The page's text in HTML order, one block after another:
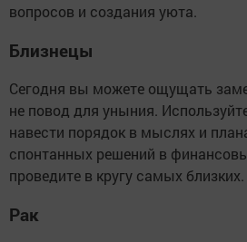
вопросов и создания уюта.
Близнецы
Сегодня вы можете ощущать
не повод для уныния.
навести порядок в мыслях и
спонтанных решений в
проведите в кругу самых близких.
Рак